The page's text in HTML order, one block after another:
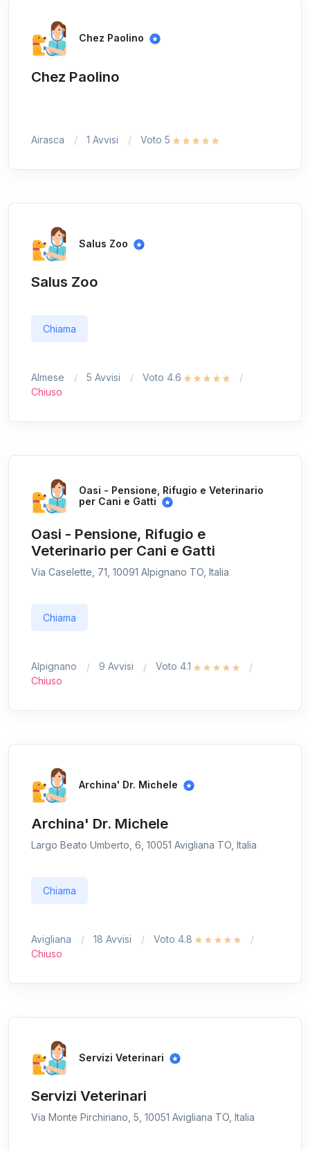
Chez Paolino
Chez Paolino
Airasca 1 Avvisi Voto 5
Salus Zoo
Salus Zoo
Chiama
Almese 5 Avvisi
Voto 4.6
Chiuso
Oasi - Pensione, Rifugio e Veterinario
per Cani e Gatti
Oasi - Pensione, Rifugio e
Veterinario per Cani e Gatti
Via Caselette, 71, 10091 Alpignano TO, Italia
Chiama
Alpignano 9 Avvisi
Voto 4.1
Chiuso
Archina' Dr. Michele
Archina' Dr. Michele
Largo Beato Umberto, 6, 10051 Avigliana TO, Italia
Chiama
Avigliana 18 Avvisi
Voto 4.8
Chiuso
Servizi Veterinari
Servizi Veterinari
Via Monte Pirchiriano, 5, 10051 Avigliana TO, Italia